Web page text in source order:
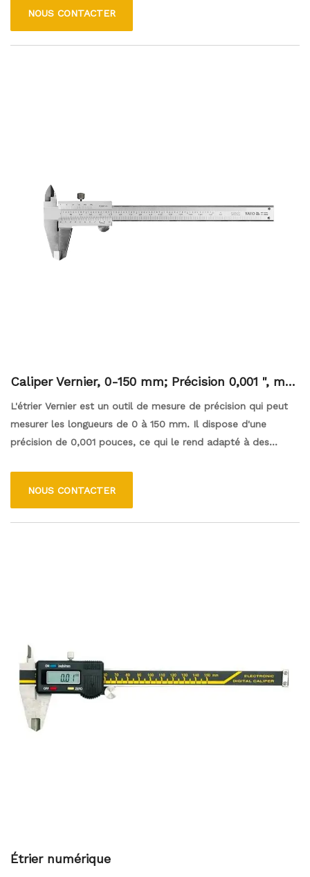
laser verts sont très visibles et peuvent être facilement
NOUS CONTACTER
Caliper Vernier, 0-150 mm; Précision 0,001 ", mm
et échelle de pouce,
L'étrier Vernier est un outil de mesure de précision qui peut
mesurer les longueurs de 0 à 150 mm. Il dispose d'une
précision de 0,001 pouces, ce qui le rend adapté à des
polyvalente dans diverses applications, telles que l'ingénierie,
NOUS CONTACTER
Étrier numérique